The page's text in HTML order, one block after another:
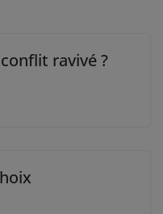
ravivé ?